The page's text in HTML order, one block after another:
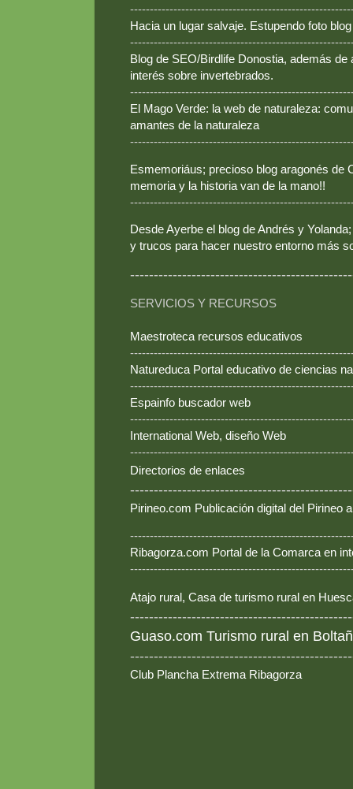
Hacia un lugar salvaje. Estupendo foto
Blog de SEO/Birdlife Donostia, además
interés sobre invertebrados.
El Mago Verde: la web de naturaleza:
amantes de la naturaleza
Esmemoriáus; precioso blog aragonés de
memoria y la historia van de la mano!!
Desde Ayerbe el blog de Andrés y
y trucos para hacer nuestro entorno más
SERVICIOS Y RECURSOS
Maestroteca recursos educativos
Natureduca Portal educativo de ciencias
Espainfo buscador web
International Web, diseño Web
Directorios de enlaces
Pirineo.com Publicación digital del Pirineo
Ribagorza.com Portal de la Comarca en
Atajo rural, Casa de turismo rural en
Guaso.com Turismo rural en
Club Plancha Extrema Ribagorza